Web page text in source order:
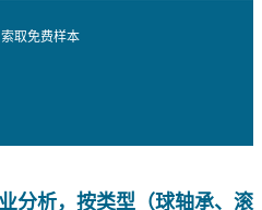
索取免费样本
分析，按类型（球轴承、滚